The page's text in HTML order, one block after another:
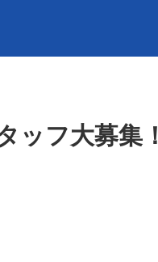
ッフ大募集！